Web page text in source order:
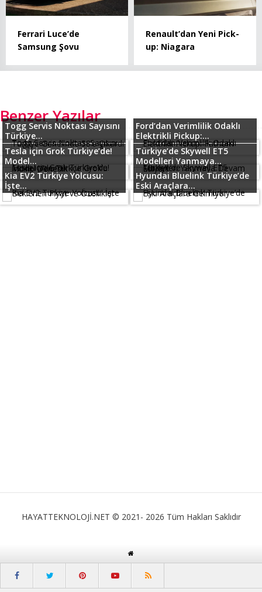
Ferrari Luce’de
Samsung Şovu
Renault’dan Yeni Pick-
up: Niagara
Benzer Yazılar
Togg Servis Noktası Sayısını
Türkiye...
Ford’dan Verimlilik Odaklı
Elektrikli Pickup:...
Tesla için Grok Türkiye’de!
Model...
Türkiye’de Skywell ET5
Modelleri Yanmaya...
Kia EV2 Türkiye Yolcusu:
İşte...
Hyundai Bluelink Türkiye’de
Eski Araçlara...
HAYATTEKNOLOJİ.NET © 2021- 2026 Tüm Hakları Saklıdır